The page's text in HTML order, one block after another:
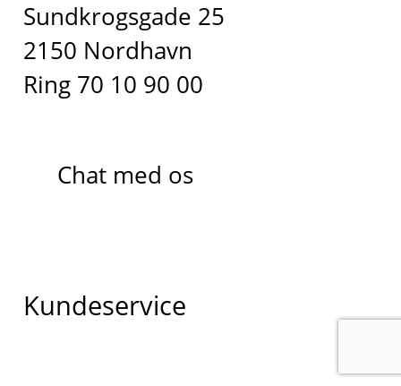
Sundkrogsgade 25
2150 Nordhavn
Ring 70 10 90 00
Chat med os
Kundeservice